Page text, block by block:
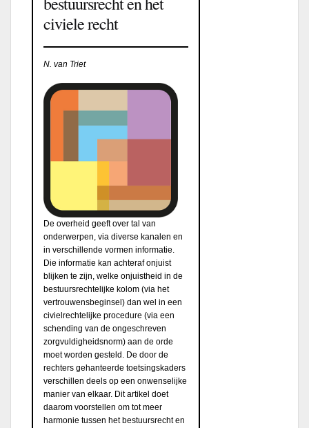
civiele recht
N. van Triet
De overheid geeft over tal van
onderwerpen, via diverse kanalen en
in verschillende vormen informatie.
Die informatie kan achteraf onjuist
blijken te zijn, welke onjuistheid in de
bestuursrechtelijke kolom (via het
vertrouwensbeginsel) dan wel in een
civielrechtelijke procedure (via een
schending van de ongeschreven
zorgvuldigheidsnorm) aan de orde
moet worden gesteld. De door de
rechters gehanteerde toetsingskaders
verschillen deels op een onwenselijke
manier van elkaar. Dit artikel doet
daarom voorstellen om tot meer
harmonie tussen het bestuursrecht en